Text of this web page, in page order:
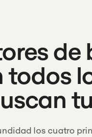
todos
los cuatro